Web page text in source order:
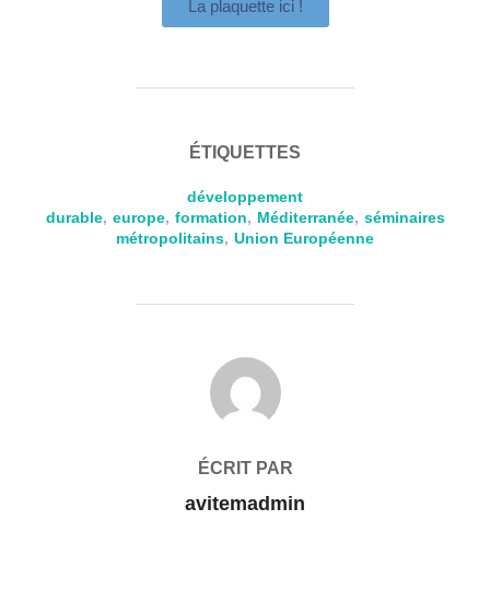
La plaquette ici !
ÉTIQUETTES
développement
durable, europe, formation, Méditerranée, séminaires
métropolitains, Union Européenne
AUTEUR DE LA PUBLICATION
ÉCRIT PAR
avitemadmin